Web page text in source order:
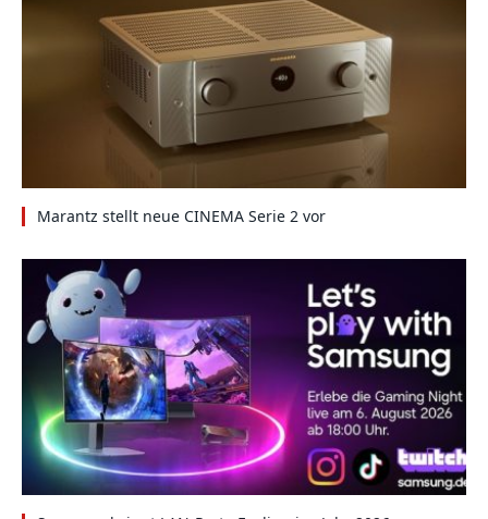
Marantz stellt neue CINEMA Serie 2 vor